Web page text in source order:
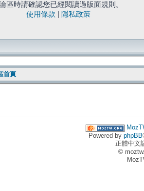
區時請確認您已經閱讀過版面規則。
使用條款
隱私政策
首頁
Powered by phpBB
正體中文
©